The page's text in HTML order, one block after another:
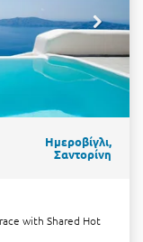
Ημεροβίγλι,
Σαντορίνη
with Shared Hot